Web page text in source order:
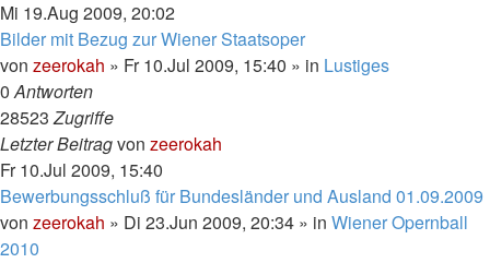
Mi 19.Aug 2009, 20:02
Bilder mit Bezug zur Wiener Staatsoper
von zeerokah » Fr 10.Jul 2009, 15:40 » in Lustiges
0Antworten
28523Zugriffe
Letzter Beitragvon zeerokah
Fr 10.Jul 2009, 15:40
Bewerbungsschluß für Bundesländer und Ausland 01.09.2009
von zeerokah » Di 23.Jun 2009, 20:34 » in Wiener Opernball
2010